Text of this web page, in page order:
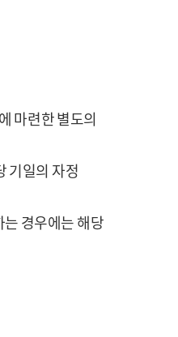
마련한 별도의
기일의 자정
경우에는 해당